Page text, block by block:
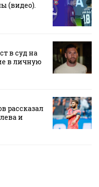
(видео).
в суд на
в личную
рассказал
и